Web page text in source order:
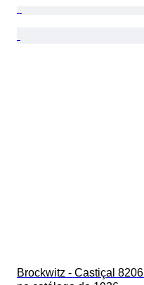
Brockwitz - Castiçal 8206